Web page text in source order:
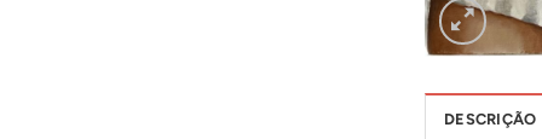
DESCRIÇÃO